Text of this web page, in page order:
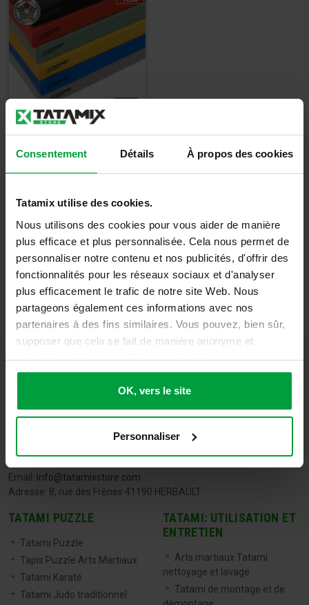
Consentement Détails À propos des cookies
Tatamix utilise des cookies.
Nous utilisons des cookies pour vous aider de manière
plus efficace et plus personnalisée. Cela nous permet de
personnaliser notre contenu et nos publicités, d'offrir des
fonctionnalités pour les réseaux sociaux et d'analyser
plus efficacement le trafic de notre site Web. Nous
partageons également ces informations avec nos
partenaires à des fins similaires. Vous pouvez, bien sûr,
supposer que cela se fait de manière anonyme et
sécurisée. Cliquez sur 'Ok, vers le site' pour tout
accepter ou ajustez manuellement vos préférences.
OK, vers le site
Personnaliser
Tatami certificat
101,67 €
122,00 €TTC
Détails
Email: info@tatamixstore.com
Adresse: 8, rue des Frênes 41190 HERBAULT
TATAMI PUZZLE
Tatami Puzzle
Tapis Puzzle Arts Martiaux
Tatami Karaté
Tatami Judo traditionnel
TATAMI: UTILISATION ET
ENTRETIEN
Arts martiaux Tatami
nettoyage et lavage
Tatami de montage et de